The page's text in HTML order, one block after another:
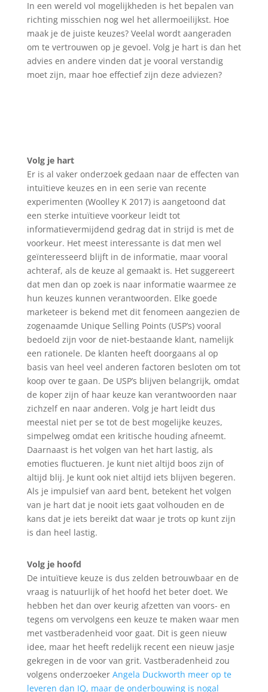
In een wereld vol mogelijkheden is het bepalen van
richting misschien nog wel het allermoeilijkst. Hoe
maak je de juiste keuzes? Veelal wordt aangeraden
om te vertrouwen op je gevoel. Volg je hart is dan het
advies en andere vinden dat je vooral verstandig
moet zijn, maar hoe effectief zijn deze adviezen?
Volg je hart
Er is al vaker onderzoek gedaan naar de effecten van
intuïtieve keuzes en in een serie van recente
experimenten (Woolley K 2017) is aangetoond dat
een sterke intuïtieve voorkeur leidt tot
informatievermijdend gedrag dat in strijd is met de
voorkeur. Het meest interessante is dat men wel
geïnteresseerd blijft in de informatie, maar vooral
achteraf, als de keuze al gemaakt is. Het suggereert
dat men dan op zoek is naar informatie waarmee ze
hun keuzes kunnen verantwoorden. Elke goede
marketeer is bekend met dit fenomeen aangezien de
zogenaamde Unique Selling Points (USP’s) vooral
bedoeld zijn voor de niet-bestaande klant, namelijk
een rationele. De klanten heeft doorgaans al op
basis van heel veel anderen factoren besloten om tot
koop over te gaan. De USP’s blijven belangrijk, omdat
de koper zijn of haar keuze kan verantwoorden naar
zichzelf en naar anderen. Volg je hart leidt dus
meestal niet per se tot de best mogelijke keuzes,
simpelweg omdat een kritische houding afneemt.
Daarnaast is het volgen van het hart lastig, als
emoties fluctueren. Je kunt niet altijd boos zijn of
altijd blij. Je kunt ook niet altijd iets blijven begeren.
Als je impulsief van aard bent, betekent het volgen
van je hart dat je nooit iets gaat volhouden en de
kans dat je iets bereikt dat waar je trots op kunt zijn
is dan heel lastig.
Volg je hoofd
De intuïtieve keuze is dus zelden betrouwbaar en de
vraag is natuurlijk of het hoofd het beter doet. We
hebben het dan over keurig afzetten van voors- en
tegens om vervolgens een keuze te maken waar men
met vastberadenheid voor gaat. Dit is geen nieuw
idee, maar het heeft redelijk recent een nieuw jasje
gekregen in de voor van grit. Vastberadenheid zou
volgens onderzoeker Angela Duckworth meer op te
leveren dan IQ, maar de onderbouwing is nogal